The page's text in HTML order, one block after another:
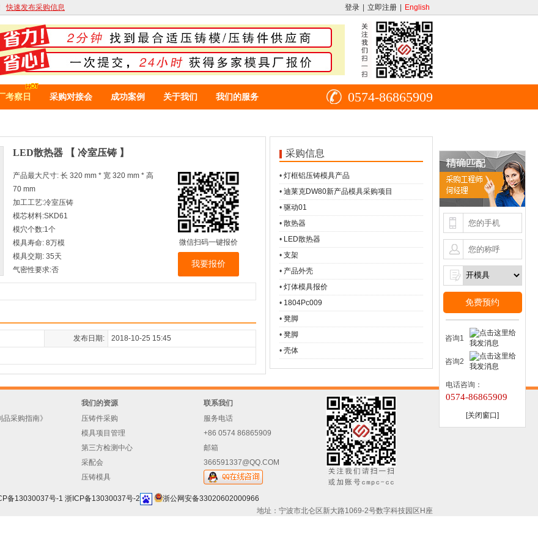
快速发布采购信息 登录 立即注册 English
0574-86865909
考察日 采购对接会 成功案例 关于我们 我们的服务
LED散热器 【 冷室压铸 】
产品最大尺寸: 长 320 mm * 宽 320 mm * 高
70 mm
加工工艺:冷室压铸
模芯材料:SKD61
模穴个数:1个
模具寿命: 8万模
模具交期: 35天
气密性要求:否
微信扫码一键报价
我要报价
发布日期:
2018-10-25 15:45
采购信息
• 灯框铝压铸模具产品
• 迪莱克DW80新产品模具采购项目
• 驱动01
• 散热器
• LED散热器
• 支架
• 产品外壳
• 灯体模具报价
• 1804Pc009
• 凳脚
• 凳脚
• 壳体
品采购指南》
我们的资源
压铸件采购
模具项目管理
第三方检测中心
采配会
压铸模具
联系我们
服务电话
+86 0574 86865909
邮箱
366591337@QQ.COM
备13030037号-1 浙ICP备13030037号-2
浙公网安备33020602000966
地址：宁波市北仑区新大路1069-2号数字科技园区H座
免费预约
咨询1
咨询2
电话咨询：
0574-86865909
[关闭窗口]